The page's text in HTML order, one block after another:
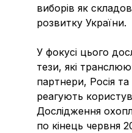
виборів як
розвитку України.
У фокусі цього
тези, які
партнери, Росія та
реагують
Дослідження
по кінець червня